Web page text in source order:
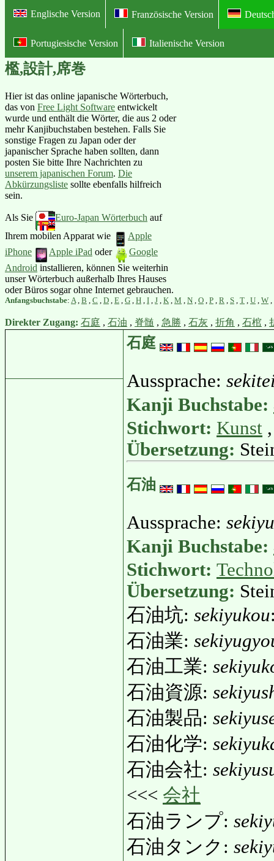
Englische Version Französische Version
Portugiesische Version Italienische Version
Online Illustriertes Deutsch-
檻,設計,席巻
Hier ist das online japanische Wörterbuch,
das von Free Light Software entwickelt
wurde und enthält die Wörter, die aus 2 oder
mehr Kanjibuchstaben bestehen. Falls Sie
sonstige Fragen zu Japan oder der
japanischer Sprache haben sollten, dann
posten Sie bitte Ihre Nachrichten zu
unserem japanischen Forum. Die
Abkürzungsliste sollte ebenfalls hilfreich
sein.
Als Sie Euro-Japan Wörterbuch auf
Ihrem mobilen Apparat wie
Apple
iPhone
Apple iPad oder
Google
Android installieren, können Sie weiterhin
unser Wörterbuch außerhalb Ihres Hauses
oder Büros sogar ohne Internet gebrauchen.
Anfangsbuchstabe: A B C D E G H I J K M N O P R S T U W
Direkter Zugang: 石庭 , 石油 , 脊髄 , 急勝 , 石灰 , 折角 , 石棺 ,
石庭
Aussprache:
Kanji Buchstabe:
Stichwort: Kunst
Übersetzung:
石油
Aussprache: sekiyu
Kanji Buchstabe:
Stichwort:
Übersetzung:
石油坑: sekiyukou
石油業:
石油工業:
石油資源:
石油製品:
石油化学:
石油会社:
<<< 会社
石油ランプ:
石油タンク: